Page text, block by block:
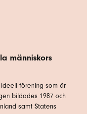
människors
förening som är
bildades 1987 och
samt Statens